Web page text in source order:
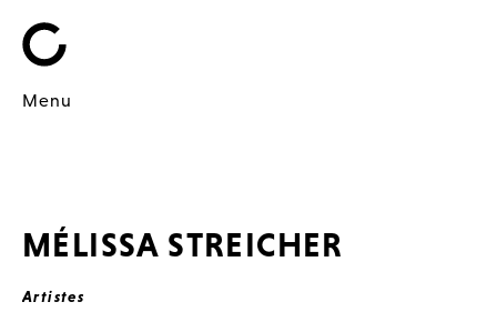
Menu
MÉLISSA STREICHER
Artistes